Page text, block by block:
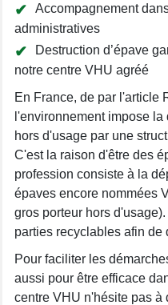
Accompagnement
administratives
Destruction d’épave
notre centre VHU agréé
En France, de par l'article
l'environnement impose
hors d'usage par une
C'est la raison d'être des
profession consiste à la
épaves encore nommées
gros porteur hors
parties recyclables afin
Pour faciliter les
aussi pour être efficace
centre VHU n'hésite pas à